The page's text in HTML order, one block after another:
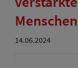
14.06.2024